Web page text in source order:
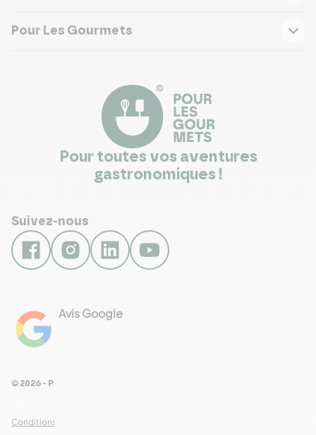
Pour Les Gourmets
Pour toutes vos aventures
gastronomiques !
Suivez-nous
Avis Google
Conditions Générales de Ventes
© 2026 - Pour Les Gourmets